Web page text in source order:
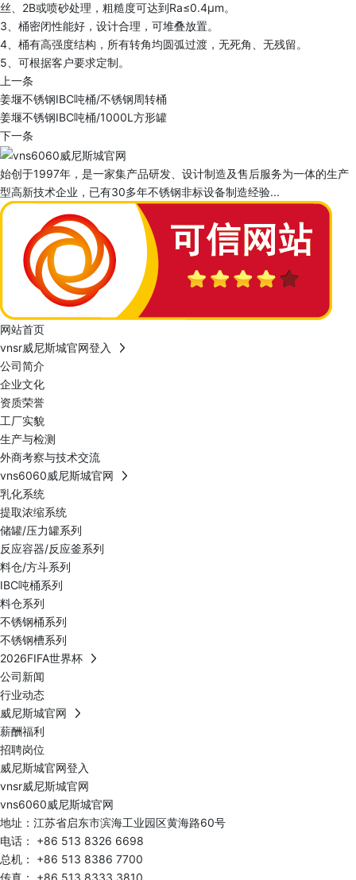
丝、2B或喷砂处理，粗糙度可达到Ra≤0.4μm。
3、桶密闭性能好，设计合理，可堆叠放置。
4、桶有高强度结构，所有转角均圆弧过渡，无死角、无残留。
5、可根据客户要求定制。
上一条
姜堰不锈钢IBC吨桶/不锈钢周转桶
姜堰不锈钢IBC吨桶/1000L方形罐
下一条
始创于1997年，是一家集产品研发、设计制造及售后服务为一体的生产
型高新技术企业，已有30多年不锈钢非标设备制造经验...
网站首页
vnsr威尼斯城官网登入
公司简介
企业文化
资质荣誉
工厂实貌
生产与检测
外商考察与技术交流
vns6060威尼斯城官网
乳化系统
提取浓缩系统
储罐/压力罐系列
反应容器/反应釜系列
料仓/方斗系列
IBC吨桶系列
料仓系列
不锈钢桶系列
不锈钢槽系列
2026FIFA世界杯
公司新闻
行业动态
威尼斯城官网
薪酬福利
招聘岗位
威尼斯城官网登入
vnsr威尼斯城官网
vns6060威尼斯城官网
地址：江苏省启东市滨海工业园区黄海路60号
电话： +86 513 8326 6698
总机： +86 513 8386 7700
传真： +86 513 8333 3810